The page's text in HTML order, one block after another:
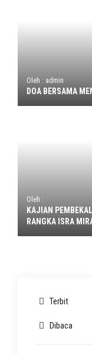
Oleh : admin
DOA BERSAMA
Oleh :
KAJIAN
RANGKA ISRA
Terbit
Dibaca